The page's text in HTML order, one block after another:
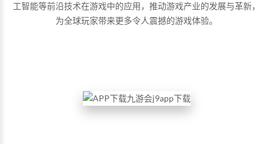
工智能等前沿技术在游戏中的应用，推动游戏产业的发展与革新，
为全球玩家带来更多令人震撼的游戏体验。